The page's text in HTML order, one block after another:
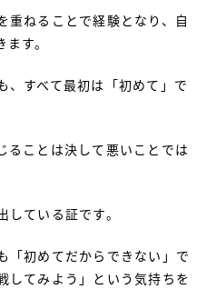
重ねることで経験となり、自
す。
、すべて最初は「初めて」で
ることは決して悪いことでは
ている証です。
「初めてだからできない」で
してみよう」という気持ちを